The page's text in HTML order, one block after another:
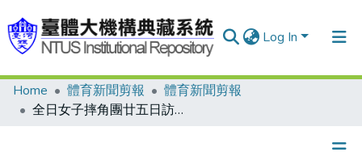
Log In
Communities & Collections
Home 體育新聞剪報
體育新聞剪報
全日女子摔角團廿五日訪華 表演六場 並徵儲訓選手赴日受訓/角逐世界溜冰曲棍球賽 中華代表隊今赴澳門